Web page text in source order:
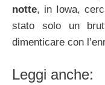
notte, in Iowa,
stato solo un
dimenticare con
Leggi anche: